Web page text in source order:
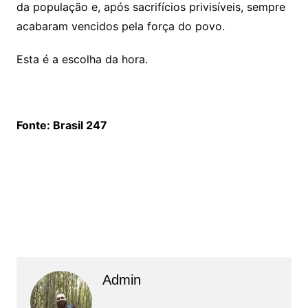
da população e, após sacrifícios privisíveis, sempre
acabaram vencidos pela força do povo.
Esta é a escolha da hora.
Fonte: Brasil 247
Admin